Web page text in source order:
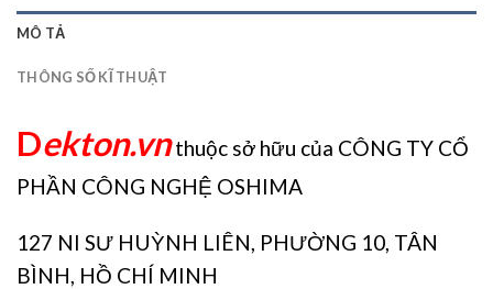
MÔ TẢ
THÔNG SỐ KĨ THUẬT
Dekton.vnthuộc sở hữu của CÔNG TY CỔ
PHẦN CÔNG NGHỆ OSHIMA
127 NI SƯ HUỲNH LIÊN, PHƯỜNG 10, TÂN
BÌNH, HỒ CHÍ MINH